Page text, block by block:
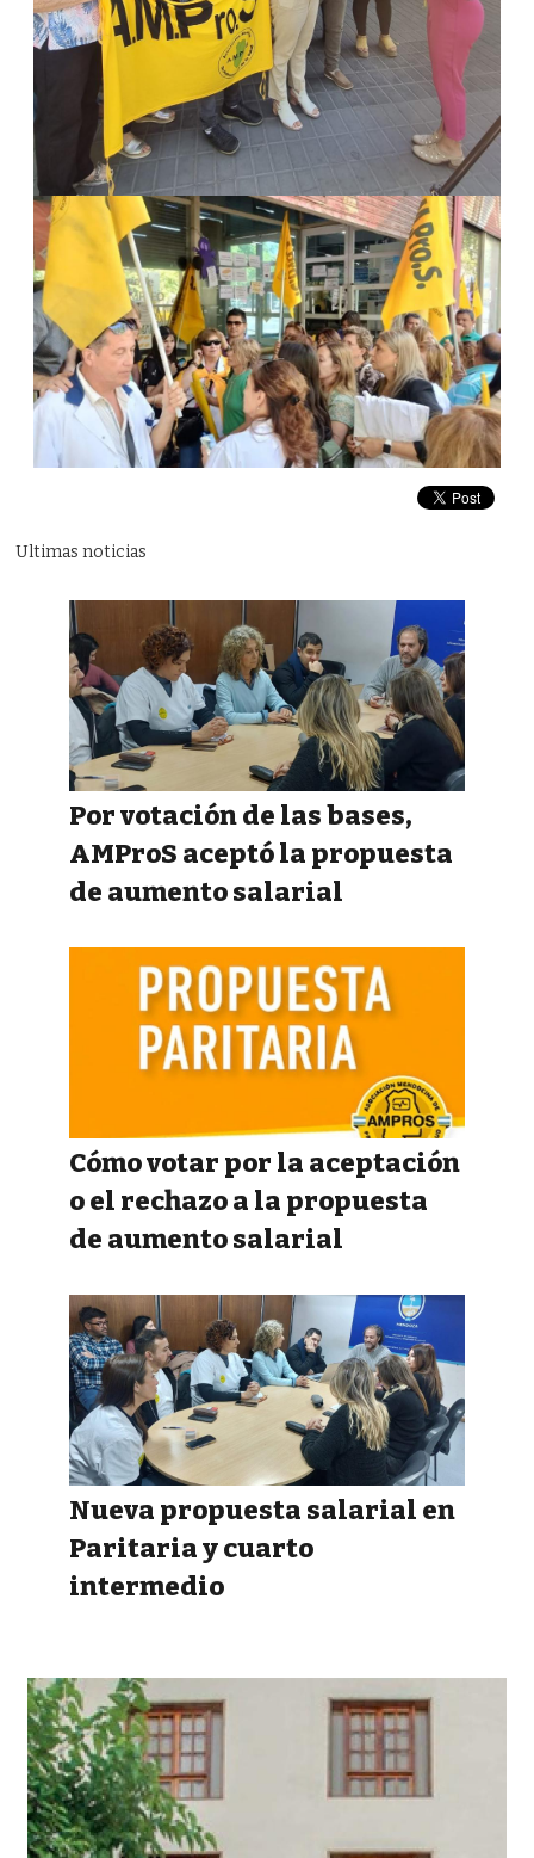
Ultimas noticias
Por votación de las bases,
AMProS aceptó la propuesta
de aumento salarial
Cómo votar por la aceptación
o el rechazo a la propuesta
de aumento salarial
Nueva propuesta salarial en
Paritaria y cuarto
intermedio